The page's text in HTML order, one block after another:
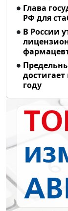
Глава
РФ для
В России
году